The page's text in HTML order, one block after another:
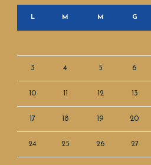
L M M G
3 4 5 6
10 11 12 13
17 18 19 20
24 25 26 27